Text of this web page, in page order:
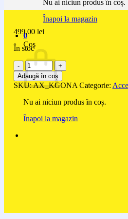
Nu ai niciun produs în coș.
Înapoi la magazin
0
Coș
Nu ai niciun produs în coș.
Înapoi la magazin
499,00 lei
În stoc
Cantitate
Geantă
pentru
transport
Axkid
Adaugă în coș
SKU:AX_KGONA Categorie: